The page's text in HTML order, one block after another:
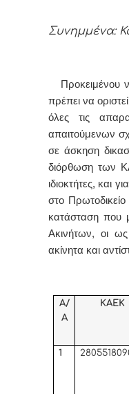
Συνημμένα:
Προκειμένου
πρέπει να
όλες τις
απαιτούμενων
σε άσκηση
διόρθωση των
ιδιοκτήτες, και
στο
κατάσταση που
Ακινήτων, οι
ακίνητα και
Α/
Α
ΚΑΕΚ
1